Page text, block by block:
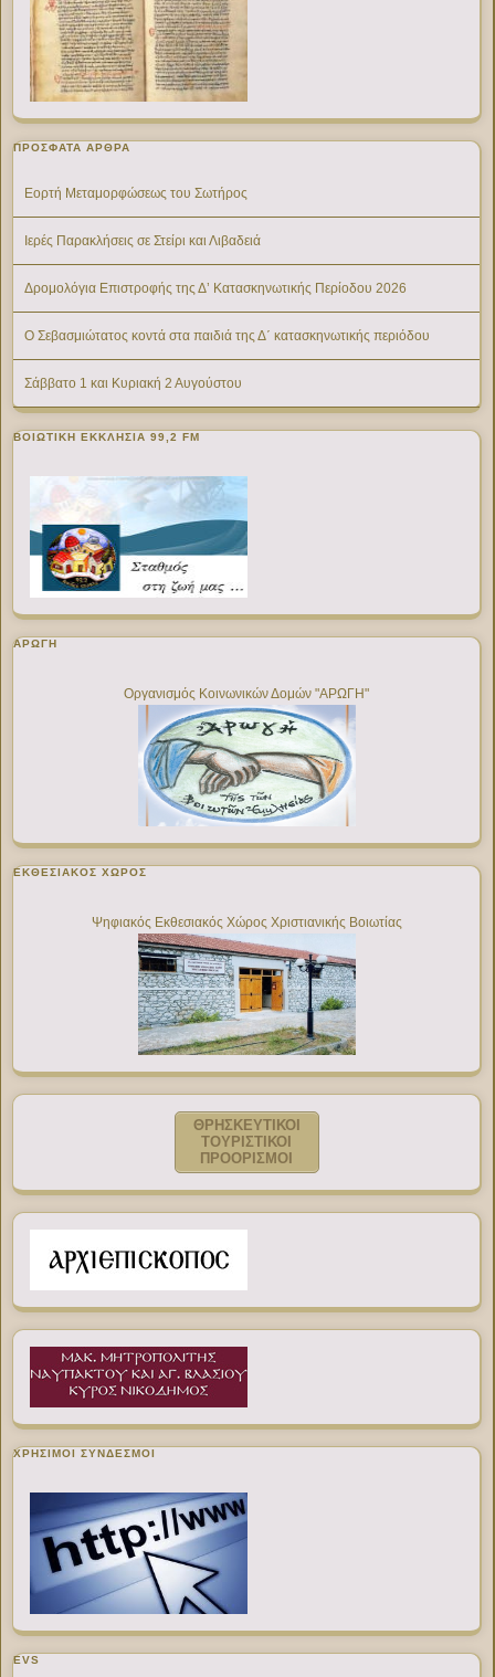
ΠΡΌΣΦΑΤΑ ΆΡΘΡΑ
Εορτή Μεταμορφώσεως του Σωτήρος
Ιερές Παρακλήσεις σε Στείρι και Λιβαδειά
Δρομολόγια Επιστροφής της Δ’ Κατασκηνωτικής Περίοδου 2026
Ο Σεβασμιώτατος κοντά στα παιδιά της Δ΄ κατασκηνωτικής περιόδου
Σάββατο 1 και Κυριακή 2 Αυγούστου
ΒΟΙΩΤΙΚΉ ΕΚΚΛΗΣΊΑ 99,2 FM
ΑΡΩΓΗ
Οργανισμός Κοινωνικών Δομών "ΑΡΩΓΗ"
ΕΚΘΕΣΙΑΚΌΣ ΧΏΡΟΣ
Ψηφιακός Εκθεσιακός Χώρος Χριστιανικής Βοιωτίας
ΘΡΗΣΚΕΥΤΙΚΟΙ
ΤΟΥΡΙΣΤΙΚΟΙ
ΠΡΟΟΡΙΣΜΟΙ
ΧΡΉΣΙΜΟΙ ΣΎΝΔΕΣΜΟΙ
EVS